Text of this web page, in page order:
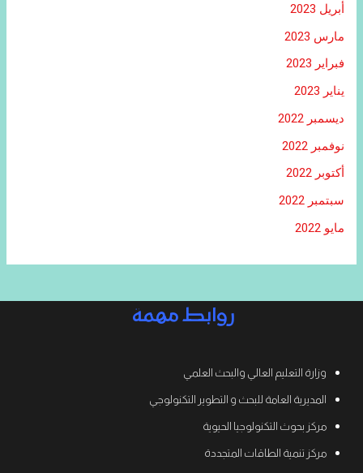
أبريل 2023
مارس 2023
فبراير 2023
يناير 2023
ديسمبر 2022
نوفمبر 2022
أكتوبر 2022
سبتمبر 2022
مايو 2022
روابط مهمة
وزارة التعليم العالي والبحث العلمي
المديرية العامة للبحث و التطوير التكنولوجي
مركز بحوث التكنولوجيا الحيوية
مركز تنمية الطاقات المتجددة